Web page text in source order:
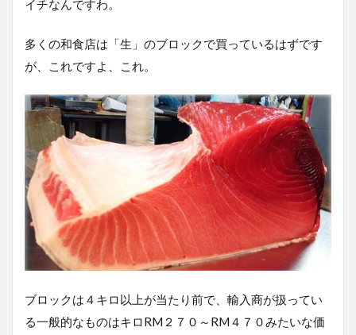
イチなんですわ。
多くの和食店は「生」のブロックで買っているはずです
が、これですよ、これ。
ブロックは４キロ以上が当たり前で、輸入商が扱ってい
る一般的なものはキロRM２７０～RM４７０みたいな価